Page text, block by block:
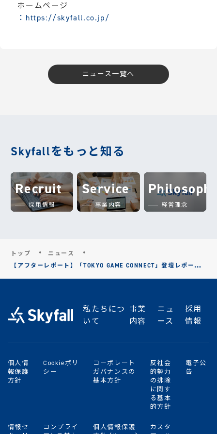
ホームページ
：https://skyfall.co.jp/
ニュース一覧へ
Skyfallをもっと知る
Recruit
採用情報
Service
事業内容 経営理念
トップ
ニュース
【アフターレポート】「TOKYO GAME CONNECT」登壇レポート
公開のお知らせ
私たちにつ
いて
事業
内容
ニュ
ース
採用
情報
個人情
報保護
方針
Cookieポリ
シー
コーポレート
ガバナンスの
基本方針
反社会
的勢力
の排除
に関す
る基本
的方針
電子公
告
情報セ
コンプライ
個人情報保護
カスタ